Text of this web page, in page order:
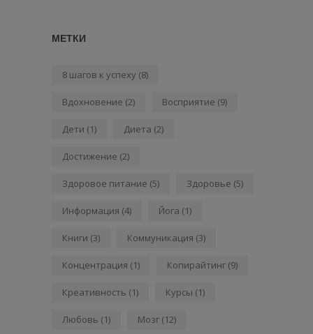
МЕТКИ
8 шагов к успеху (8)
Вдохновение (2) Восприятие (9)
Дети (1) Диета (2)
Достижение (2)
Здоровое питание (5) Здоровье (5)
Информация (4) Йога (1)
Книги (3) Коммуникация (3)
Концентрация (1) Копирайтинг (9)
Креативность (1) Курсы (1)
Любовь (1) Мозг (12)